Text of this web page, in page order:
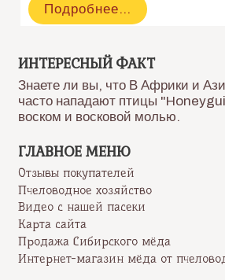
Мёд
с
растений
ненатуральный
Подробнее…
ИНТЕРЕСНЫЙ ФАКТ
Знаете ли вы, что В Африки и
часто нападают птицы
воском и восковой молью.
ГЛАВНОЕ МЕНЮ
Отзывы покупателей
Пчеловодное хозяйство
Видео с нашей пасеки
Карта сайта
Продажа Сибирского мёда
Интернет-магазин мёда от